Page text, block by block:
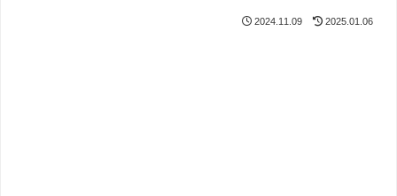
2024.11.09 2025.01.06